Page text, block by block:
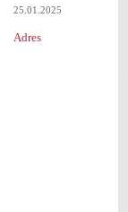
25.01.2025
Adres